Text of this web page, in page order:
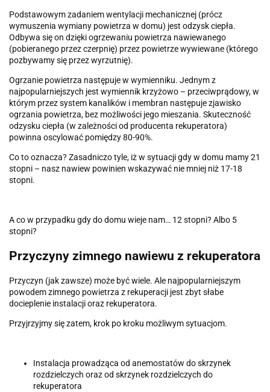
Podstawowym zadaniem wentylacji mechanicznej (prócz
wymuszenia wymiany powietrza w domu) jest odzysk ciepła.
Odbywa się on dzięki ogrzewaniu powietrza nawiewanego
(pobieranego przez czerpnię) przez powietrze wywiewane (którego
pozbywamy się przez wyrzutnię).
Ogrzanie powietrza następuje w wymienniku. Jednym z
najpopularniejszych jest wymiennik krzyżowo – przeciwprądowy, w
którym przez system kanalików i membran następuje zjawisko
ogrzania powietrza, bez możliwości jego mieszania. Skuteczność
odzysku ciepła (w zależności od producenta rekuperatora)
powinna oscylować pomiędzy 80-90%.
Co to oznacza? Zasadniczo tyle, iż w sytuacji gdy w domu mamy 21
stopni – nasz nawiew powinien wskazywać nie mniej niż 17-18
stopni.
A co w przypadku gdy do domu wieje nam… 12 stopni? Albo 5
stopni?
Przyczyny zimnego nawiewu z rekuperatora
Przyczyn (jak zawsze) może być wiele. Ale najpopularniejszym
powodem zimnego powietrza z rekuperacji jest zbyt słabe
docieplenie instalacji oraz rekuperatora.
Przyjrzyjmy się zatem, krok po kroku możliwym sytuacjom.
Instalacja prowadząca od anemostatów do skrzynek
rozdzielczych oraz od skrzynek rozdzielczych do
rekuperatora